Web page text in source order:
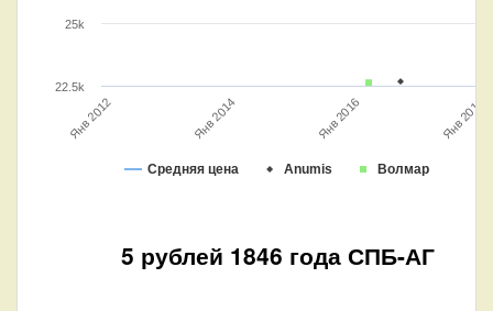
Средняя цена Anumis Волмар
Янв 2012 Янв 2014 Янв 2016 Янв 2018
22.5k
25k
5 рублей 1846 года СПБ-АГ